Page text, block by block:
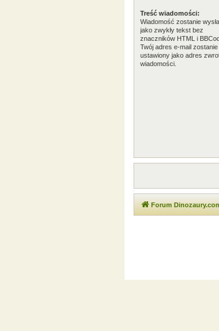
Treść wiadomości:
Wiadomość zostanie
jako zwykły tekst bez
znaczników HTML i
Twój adres e-mail zostanie
ustawiony jako adres
wiadomości.
Forum